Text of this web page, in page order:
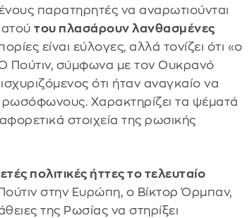
παρατηρητές να αναρωτιούνται
του πλασάρουν λανθασμένες
είναι εύλογες, αλλά τονίζει ότι «ο
Ο Πούτιν, σύμφωνα με τον Ουκρανό
ότι ήταν αναγκαίο να
ρωσόφωνους. Χαρακτηρίζει τα ψέματά
στοιχεία της ρωσικής
πολιτικές ήττες το τελευταίο
στην Ευρώπη, ο Βίκτορ Όρμπαν,
της Ρωσίας να στηρίξει